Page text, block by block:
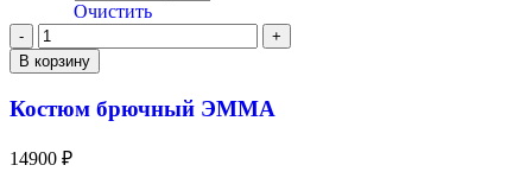
Очистить
В корзину
Костюм брючный ЭММА
14900 ₽